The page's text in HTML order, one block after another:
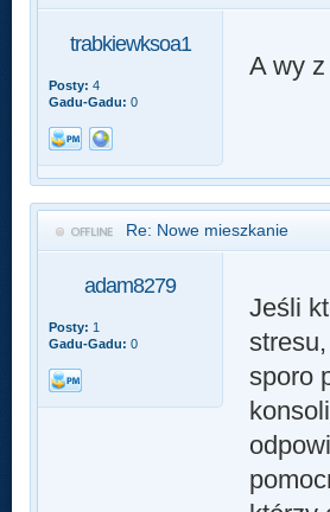
trabkiewksoa1
Posty: 4
Gadu-Gadu: 0
A wy
Re: Nowe mieszkanie
adam8279
Posty: 1
Gadu-Gadu: 0
Jeśli
sporo